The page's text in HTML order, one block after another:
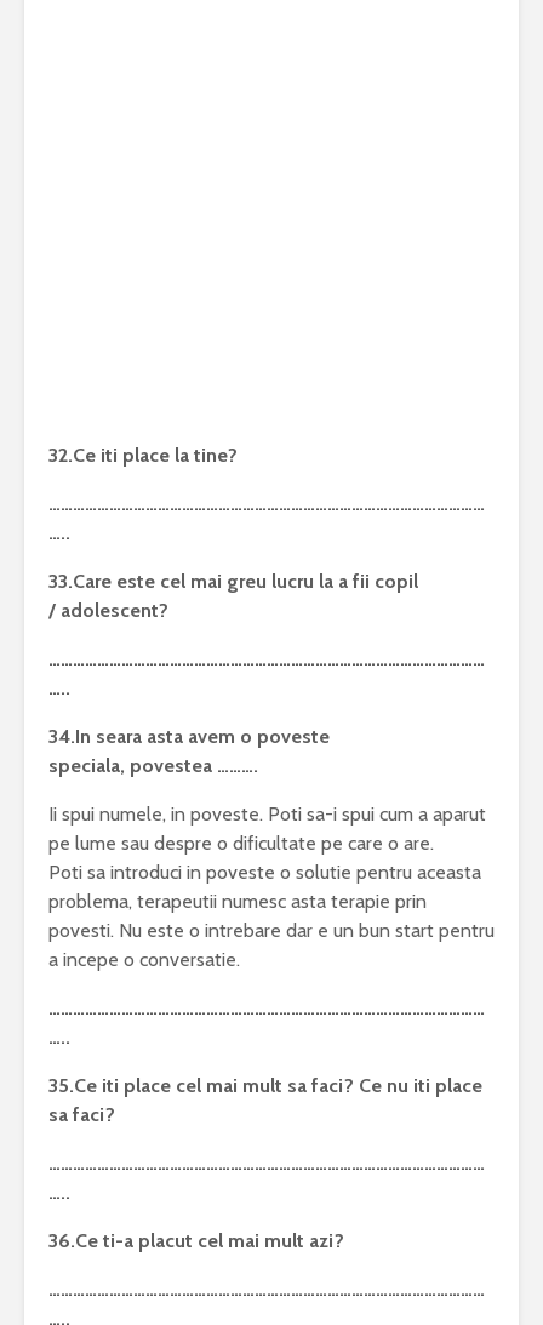
32.Ce iti place la tine?
………………………………………………………………………………………………
…..
33.Care este cel mai greu lucru la a fii copil
/ adolescent?
………………………………………………………………………………………………
…..
34.In seara asta avem o poveste
speciala, povestea ……….
Ii spui numele, in poveste. Poti sa-i spui cum a aparut
pe lume sau despre o dificultate pe care o are.
Poti sa introduci in poveste o solutie pentru aceasta
problema, terapeutii numesc asta terapie prin
povesti. Nu este o intrebare dar e un bun start pentru
a incepe o conversatie.
………………………………………………………………………………………………
…..
35.Ce iti place cel mai mult sa faci? Ce nu iti place
sa faci?
………………………………………………………………………………………………
…..
36.Ce ti-a placut cel mai mult azi?
………………………………………………………………………………………………
…..